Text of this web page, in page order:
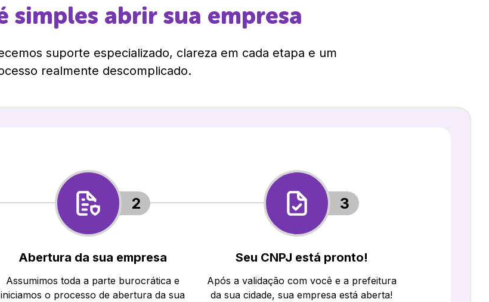
simples abrir sua empresa
suporte especializado, clareza em cada etapa e um
realmente descomplicado.
2
Abertura da sua empresa
Assumimos toda a parte burocrática e
iniciamos o processo de abertura da sua
3
Seu CNPJ está pronto!
Após a validação com você e a prefeitura
da sua cidade, sua empresa está aberta!